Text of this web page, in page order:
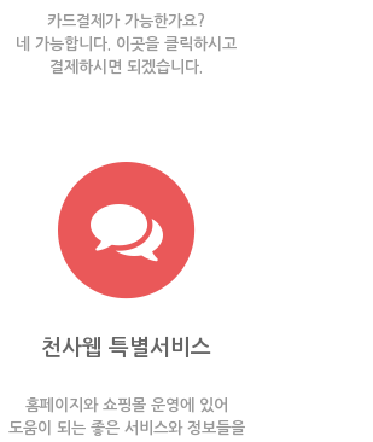
카드결제가 가능한가요?
네 가능합니다. 이곳을 클릭하시고
결제하시면 되겠습니다.
천사웹 특별서비스
홈페이지와 쇼핑몰 운영에 있어
도움이 되는 좋은 서비스와 정보들을